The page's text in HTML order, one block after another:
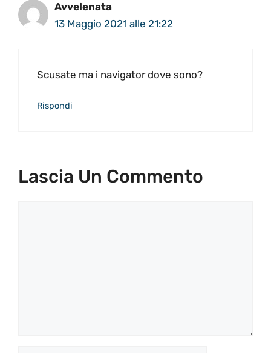
Avvelenata
13 Maggio 2021 alle 21:22
Scusate ma i navigator dove sono?
Rispondi
Lascia Un Commento